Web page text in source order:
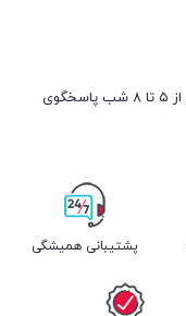
از شنبه تا پنجشنبه ، از ۹ صبح تا ۱۲ و نیم و عصر از ۵ تا ۸ شب پاسخگوی
پشتیبانی همیشگی